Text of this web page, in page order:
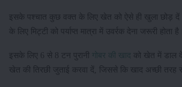
इसके पश्चात कुछ वक्त के लिए खेत को ऐसे ही खुला छोड़
के लिए मिट्टी को पर्याप्त मात्रा में उवर्रक देना जरूरी होता है।
इसके लिए 6 से 8 टन पुरानी गोबर की खाद को खेत में डाल
खेत की तिरछी जुताई करवा दें, जिससे कि खाद अच्छी तरह